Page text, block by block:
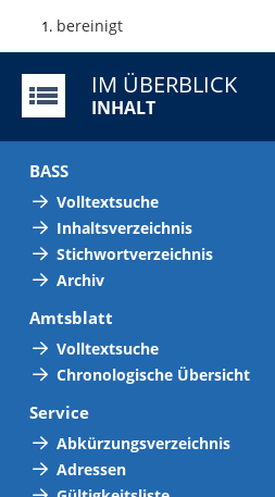
1 bereinigt
IM ÜBERBLICK
INHALT
BASS
Volltextsuche
Inhaltsverzeichnis
Stichwortverzeichnis
Archiv
Amtsblatt
Volltextsuche
Chronologische Übersicht
Service
Abkürzungsverzeichnis
Adressen